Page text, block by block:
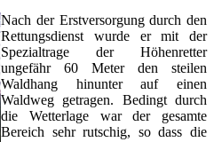
Nach der Erstversorgung durch den
Rettungsdienst wurde er mit der
Spezialtrage der Höhenretter
ungefähr 60 Meter den steilen
Waldhang hinunter auf einen
Waldweg getragen. Bedingt durch
die Wetterlage war der gesamte
Bereich sehr rutschig, so dass die